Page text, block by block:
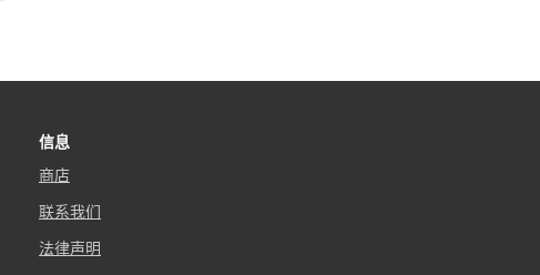
信息
商店
联系我们
法律声明